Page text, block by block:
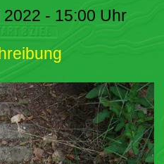
- 15:00 Uhr